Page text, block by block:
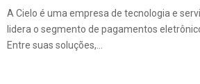
A Cielo é uma empresa de tecnologia e
lidera o segmento de pagamentos
Entre suas soluções,...